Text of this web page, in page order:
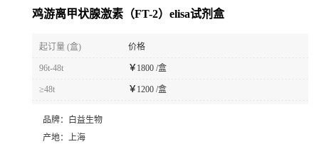
鸡游离甲状腺激素（FT-2）elisa试剂盒
起订量 (盒) 价格
96t-48t ￥ 1800 /盒
≥48t ￥ 1200 /盒
品牌：
白益生物
产地： 上海